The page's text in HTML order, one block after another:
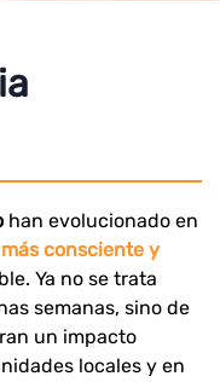
han evolucionado en
consciente y
Ya no se trata
semanas, sino de
un impacto
locales y en